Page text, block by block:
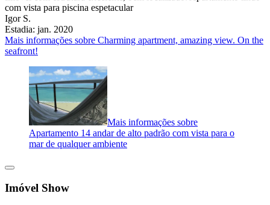
com vista para piscina espetacular
Igor S.
Estadia: jan. 2020
Mais informações sobre Charming apartment, amazing view. On the
seafront!
Mais informações sobre
Apartamento 14 andar de alto padrão com vista para o
mar de qualquer ambiente
Imóvel Show